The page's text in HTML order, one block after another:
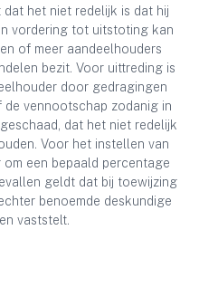
het niet redelijk is dat hij
vordering tot uitstoting kan
of meer aandeelhouders
bezit. Voor uittreding is
door gedragingen
vennootschap zodanig in
dat het niet redelijk
Voor het instellen van
een bepaald percentage
geldt dat bij toewijzing
benoemde deskundige
vaststelt.